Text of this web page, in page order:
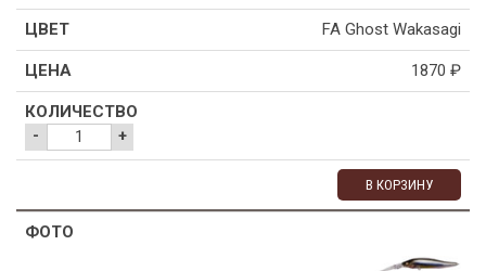
FA Ghost Wakasagi
1870 ₽
- +
В КОРЗИНУ